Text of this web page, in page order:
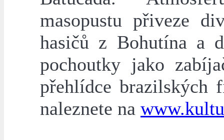
masopustu přiveze
hasičů z Bohutína a
pochoutky jako
přehlídce brazilských
naleznete na